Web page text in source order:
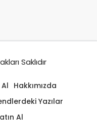
Saklıdır
Hakkımızda
Yazılar
Al